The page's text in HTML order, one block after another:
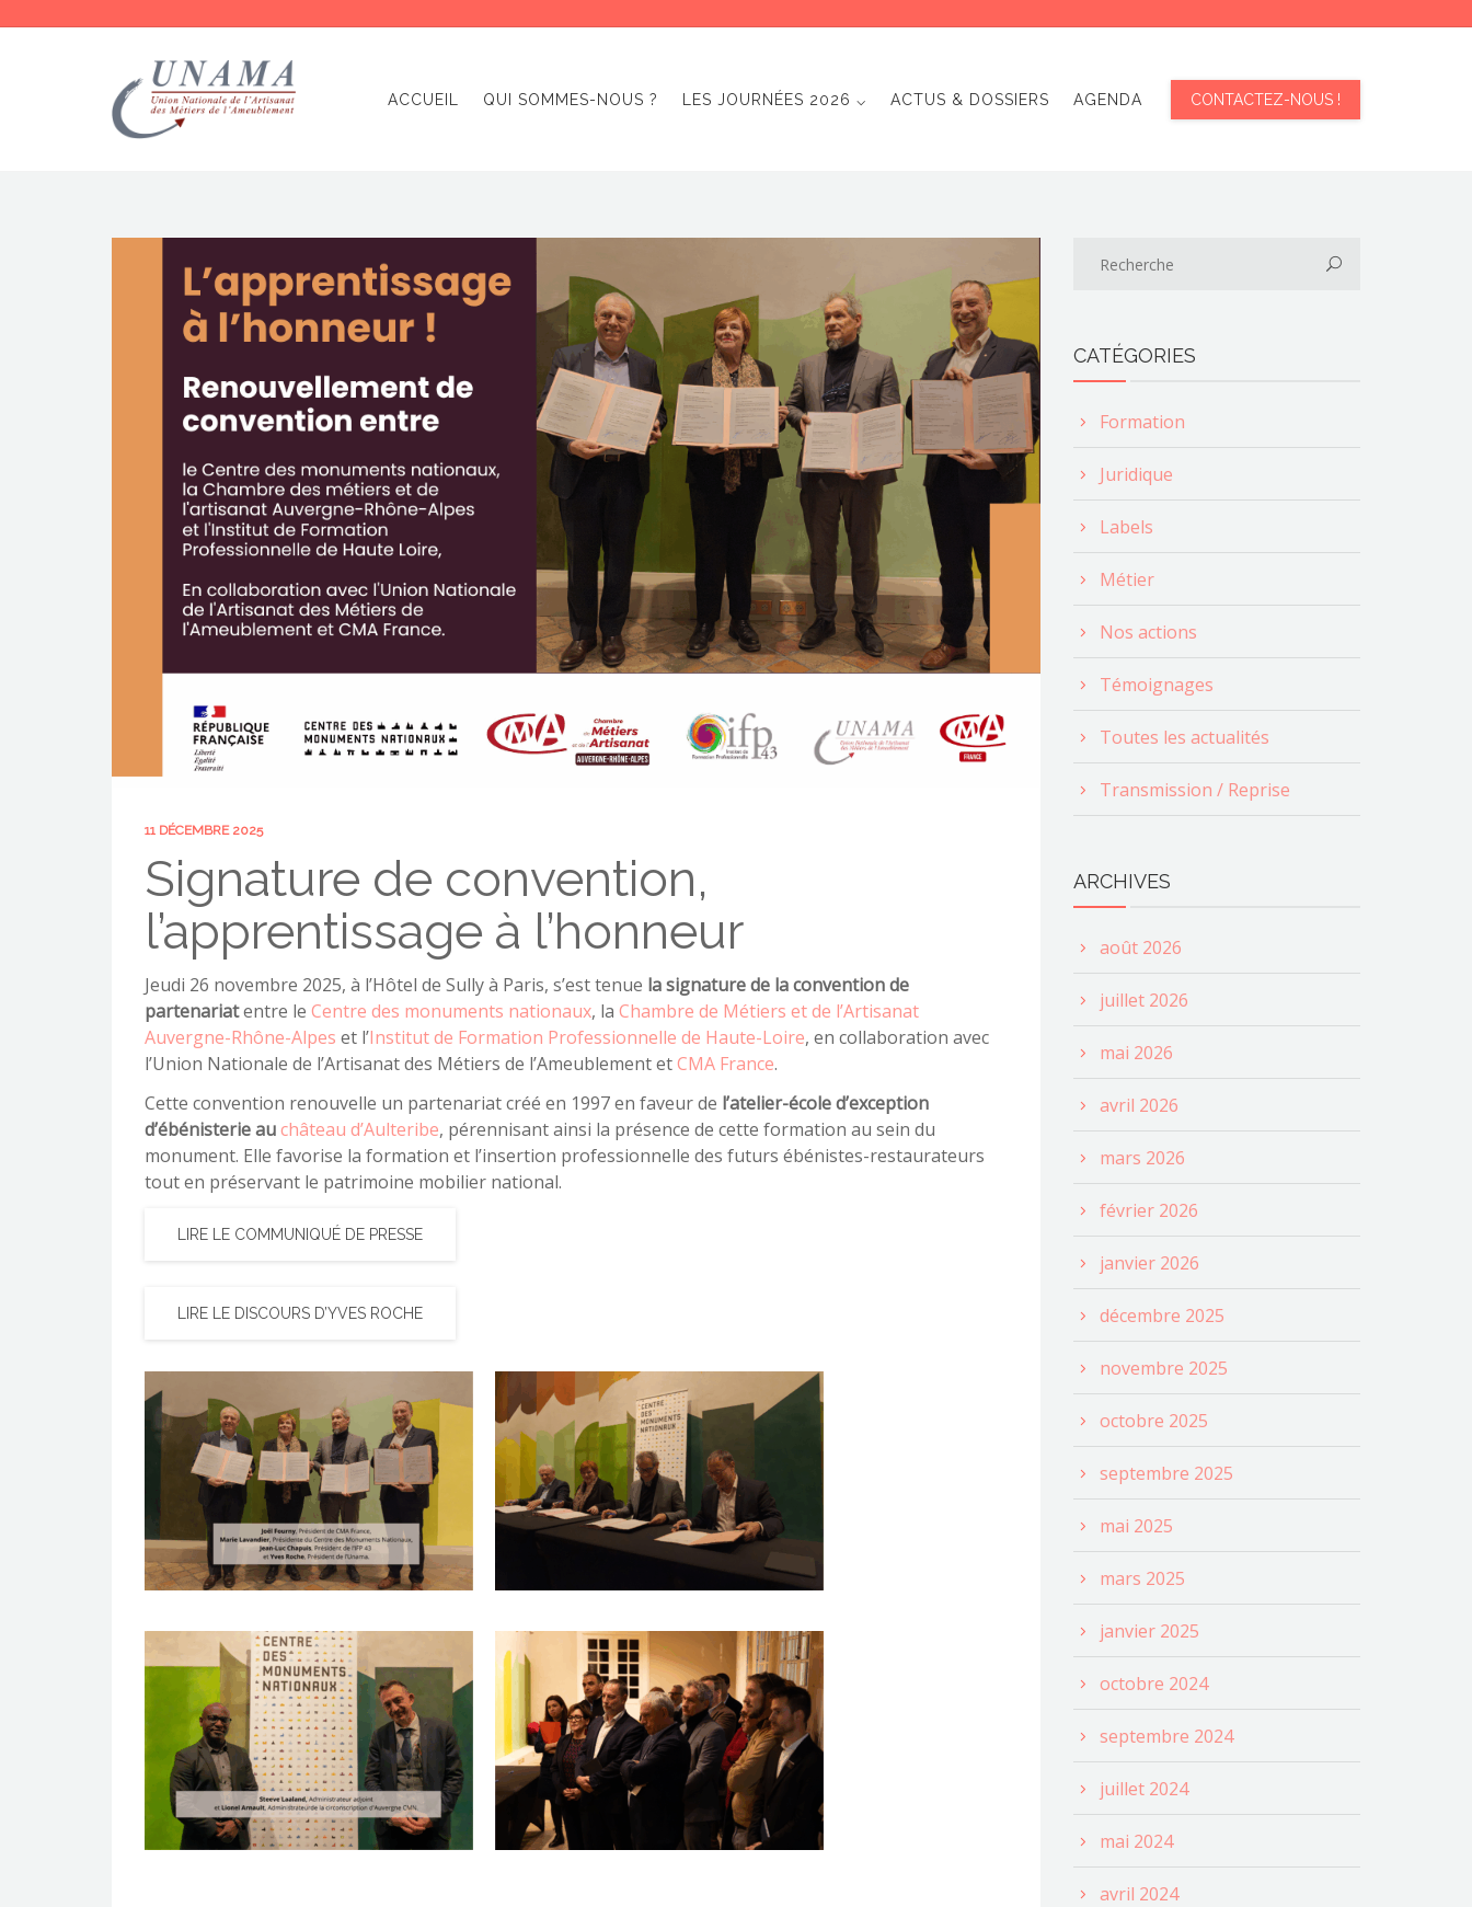
ACCUEIL QUI SOMMES-NOUS ? LES JOURNÉES 2026 ⌵ ACTUS & DOSSIERS AGENDA CONTACTEZ-NOUS !
11 DÉCEMBRE 2025
Signature de convention,
l’apprentissage à l’honneur
Jeudi 26 novembre 2025, à l’Hôtel de Sully à Paris, s’est tenue la signature de la convention de
partenariatentre le Centre des monuments nationaux, la Chambre de Métiers et de l’Artisanat
Auvergne-Rhône-Alpes et l’Institut de Formation Professionnelle de Haute-Loire, en collaboration avec
l’Union Nationale de l’Artisanat des Métiers de l’Ameublement etCMA France.
Cette convention renouvelle un partenariat créé en 1997 en faveur de l’atelier-école d’exception
d’ébénisterie auchâteau d’Aulteribe, pérennisant ainsi la présence de cette formation au sein du
monument. Elle favorise la formation et l’insertion professionnelle des futurs ébénistes-restaurateurs
tout en préservant le patrimoine mobilier national.
LIRE LE COMMUNIQUÉ DE PRESSE
LIRE LE DISCOURS D’YVES ROCHE
CATÉGORIES
Formation
Juridique
Labels
Métier
Nos actions
Témoignages
Toutes les actualités
Transmission / Reprise
ARCHIVES
août 2026
juillet 2026
mai 2026
avril 2026
mars 2026
février 2026
janvier 2026
décembre 2025
novembre 2025
octobre 2025
septembre 2025
mai 2025
mars 2025
janvier 2025
octobre 2024
septembre 2024
juillet 2024
mai 2024
avril 2024